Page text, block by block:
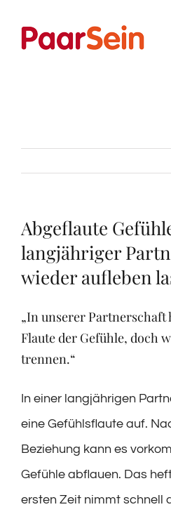
Inhalt
Abgeflaute
langjähriger
wieder aufleben
„In unserer
Flaute der Gefühle, doch
trennen.“
In einer langjährigen
eine Gefühlsflaute auf.
Beziehung kann es
Gefühle abflauen. Das
ersten Zeit nimmt schnell